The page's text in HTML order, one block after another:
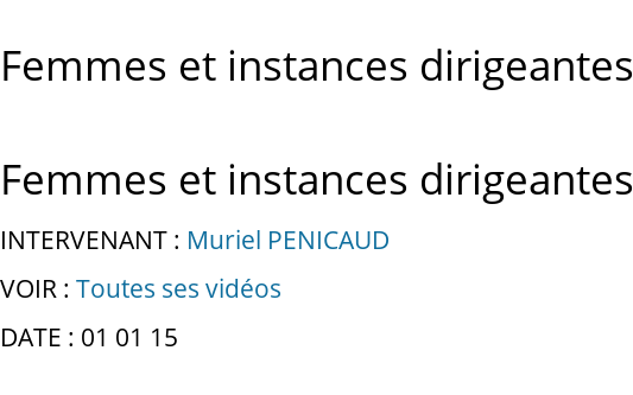
Femmes et instances dirigeantes
Femmes et instances dirigeantes
INTERVENANT : Muriel PENICAUD
VOIR : Toutes ses vidéos
DATE : 01 01 15